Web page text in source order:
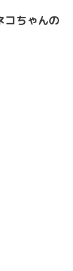
コちゃんの